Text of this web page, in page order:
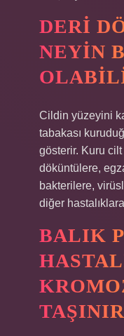
DERI
NEYIN
Cildin yüzeyini
tabakası
gösterir. Kuru cilt
döküntülere,
bakterilere,
diğer
BALIK